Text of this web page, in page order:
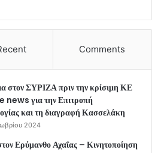
Comments
στον ΣΥΡΙΖΑ πριν την κρίσιμη ΚΕ
news για την Επιτροπή
και τη διαγραφή Κασσελάκη
2024
Ερύμανθο Αχαΐας – Κινητοποίηση